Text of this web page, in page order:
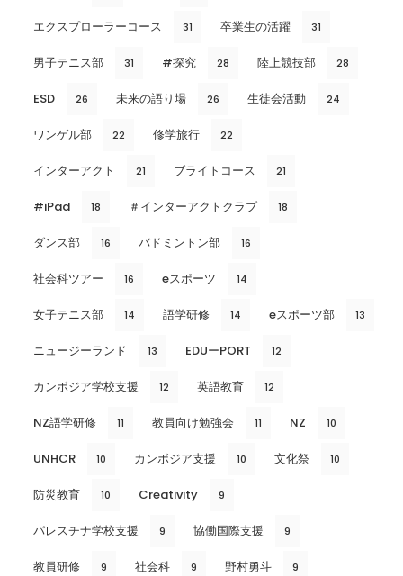
エクスプローラーコース 31 卒業生の活躍 31
男子テニス部 31 #探究 28 陸上競技部 28
ESD 26 未来の語り場 26 生徒会活動 24
ワンゲル部 22 修学旅行 22
インターアクト 21 ブライトコース 21
#iPad 18 ＃インターアクトクラブ 18
ダンス部 16 バドミントン部 16
社会科ツアー 16 eスポーツ 14
女子テニス部 14 語学研修 14 eスポーツ部 13
ニュージーランド 13 EDUーPORT 12
カンボジア学校支援 12 英語教育 12
NZ語学研修 11 教員向け勉強会 11 NZ 10
UNHCR 10 カンボジア支援 10 文化祭 10
防災教育 10 Creativity 9
パレスチナ学校支援 9 協働国際支援 9
教員研修 9 社会科 9 野村勇斗 9